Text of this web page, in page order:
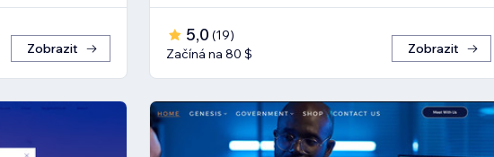
Zobrazit
5,0 (19)
Začíná na 80 $
Zobrazit